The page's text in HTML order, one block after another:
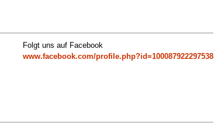
Folgt uns auf Facebook
www.facebook.com/profile.php?id=100087922297538